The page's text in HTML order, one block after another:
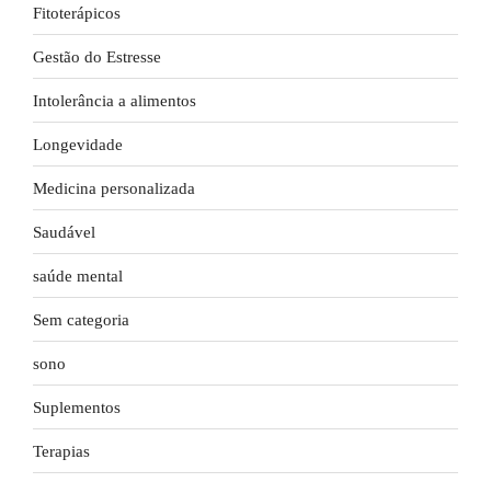
Fitoterápicos
Gestão do Estresse
Intolerância a alimentos
Longevidade
Medicina personalizada
Saudável
saúde mental
Sem categoria
sono
Suplementos
Terapias